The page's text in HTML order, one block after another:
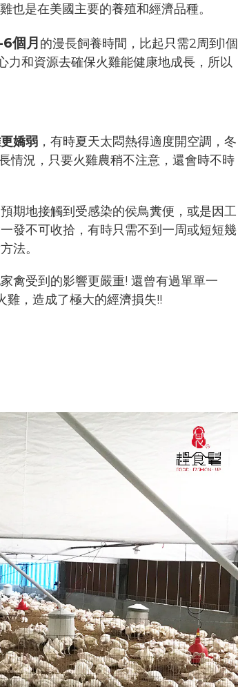
是在美國主要的養殖和經濟品種。
個月 的漫長飼養時間，比起只需2周到1個
力和資源去確保火雞能健康地成長，所以
嬌弱 ，有時夏天太悶熱得適度開空調，冬
情況，只要火雞農稍不注意，還會時不時
期地接觸到受感染的侯鳥糞便，或是因工
發不可收拾，有時只需不到一周或短短幾
法。
禽受到的影響更嚴重! 還曾有過單單一
，造成了極大的經濟損失!!